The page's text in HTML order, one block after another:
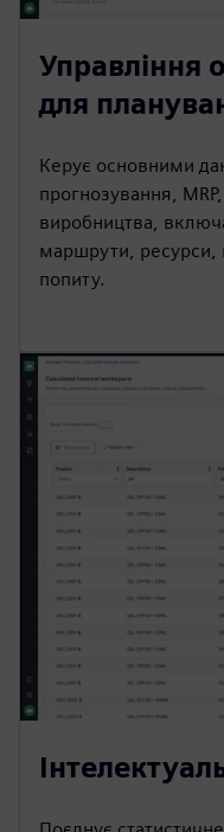
Управління
для
Керує основними
прогнозування,
виробництва,
маршрути, ресурси,
попиту.